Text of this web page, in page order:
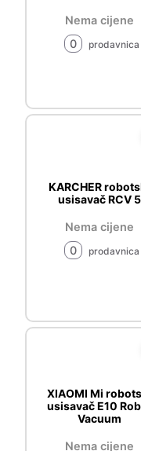
Nema cijene
0
prodavnica
KARCHER
usisavač RCV 5
Nema cijene
0
prodavnica
XIAOMI Mi
usisavač E10
Vacuum
Nema cijene